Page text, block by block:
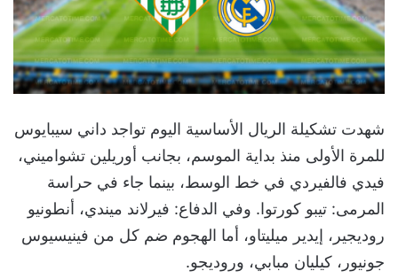
شهدت تشكيلة الريال الأساسية اليوم تواجد داني سيبايوس
للمرة الأولى منذ بداية الموسم، بجانب أوريلين تشواميني،
فيدي فالفيردي في خط الوسط، بينما جاء في حراسة
المرمى: تيبو كورتوا. وفي الدفاع: فيرلاند ميندي، أنطونيو
روديجير، إيدير ميليتاو، أما الهجوم ضم كل من فينيسيوس
جونيور، كيليان مبابي، وروديجو.